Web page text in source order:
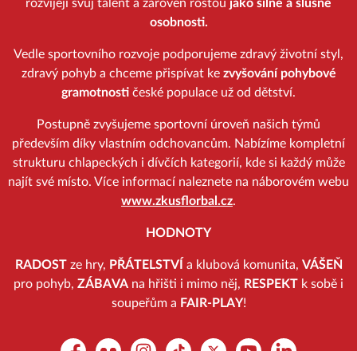
rozvíjejí svůj talent a zároveň rostou jako silné a slušné
osobnosti.
Vedle sportovního rozvoje podporujeme zdravý životní styl,
zdravý pohyb a chceme přispívat kezvyšování pohybové
gramotnosti české populace už od dětství.
Postupně zvyšujeme sportovní úroveň našich týmů
především díky vlastním odchovancům. Nabízíme kompletní
strukturu chlapeckých i dívčích kategorií, kde si každý může
najít své místo. Více informací naleznete na náborovém webu
www.zkusflorbal.cz.
HODNOTY
RADOSTze hry, PŘÁTELSTVÍ a klubová komunita, VÁŠEŇ
pro pohyb, ZÁBAVA na hřišti i mimo něj, RESPEKT k sobě i
soupeřům a FAIR-PLAY!